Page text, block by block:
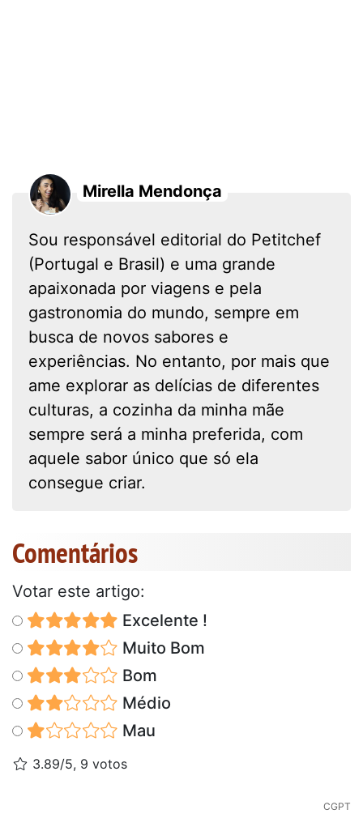
Mirella Mendonça
Sou responsável editorial do Petitchef
(Portugal e Brasil) e uma grande
apaixonada por viagens e pela
gastronomia do mundo, sempre em
busca de novos sabores e
experiências. No entanto, por mais que
ame explorar as delícias de diferentes
culturas, a cozinha da minha mãe
sempre será a minha preferida, com
aquele sabor único que só ela
consegue criar.
Comentários
Votar este artigo:
Excelente !
Muito Bom
Bom
Médio
Mau
3.89/5, 9 votos
CGPT